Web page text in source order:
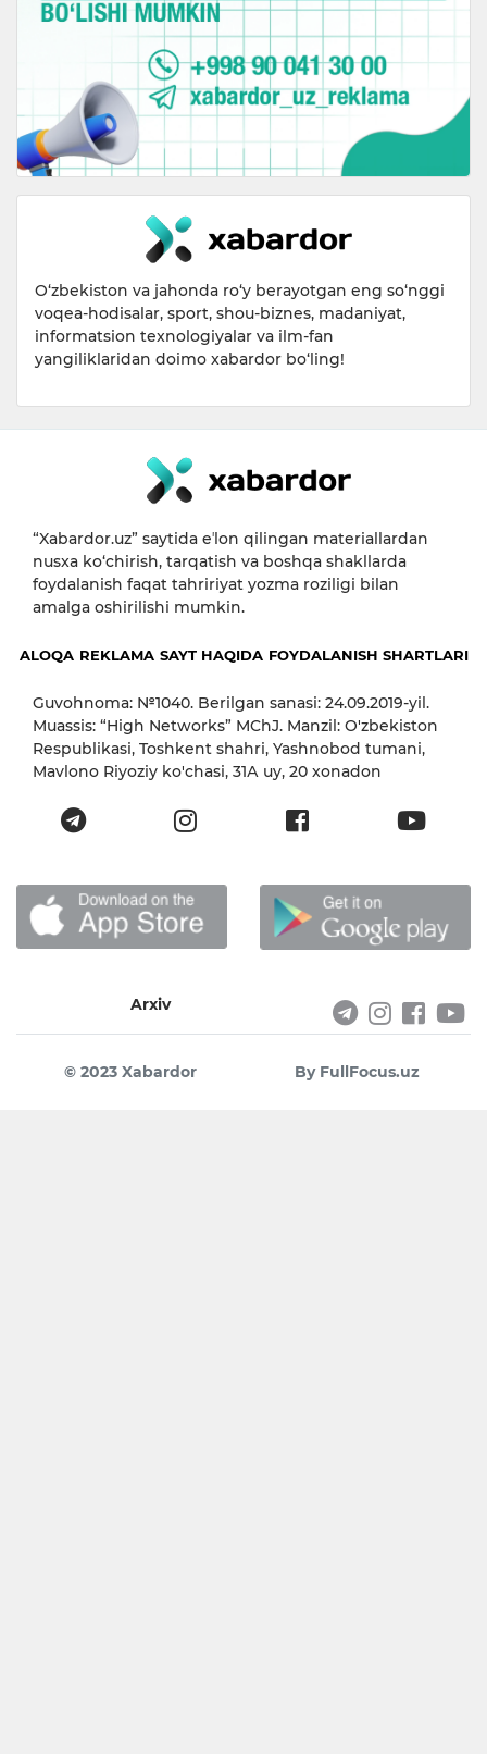
O‘zbekiston va jahonda ro‘y berayotgan eng so‘nggi
voqea-hodisalar, sport, shou-biznes, madaniyat,
informatsion texnologiyalar va ilm-fan
yangiliklaridan doimo xabardor bo‘ling!
“Xabardor.uz” saytida eʼlon qilingan materiallardan
nusxa ko‘chirish, tarqatish va boshqa shakllarda
foydalanish faqat tahririyat yozma roziligi bilan
amalga oshirilishi mumkin.
ALOQA REKLAMA SAYT HAQIDA FOYDALANISH SHARTLARI
Guvohnoma: №1040. Berilgan sanasi: 24.09.2019-yil.
Muassis: “High Networks” MChJ. Manzil: O'zbekiston
Respublikasi, Toshkent shahri, Yashnobod tumani,
Mavlono Riyoziy ko'chasi, 31А uy, 20 xonadon
Arxiv
© 2023 Xabardor By FullFocus.uz